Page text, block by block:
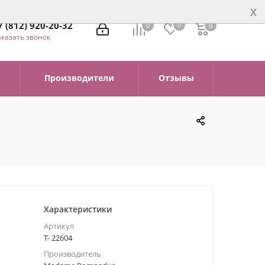
x
0 0 0
0
(812) 920-20-32
звонок
Производители Отзывы
Характеристики
Артикул
Т- 22604
Производитель